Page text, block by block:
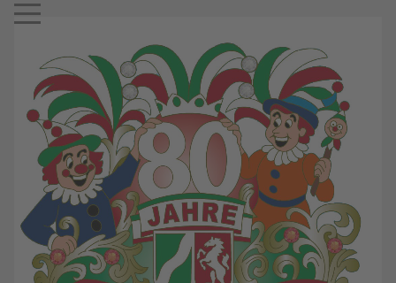
Mobile Menu Toggle